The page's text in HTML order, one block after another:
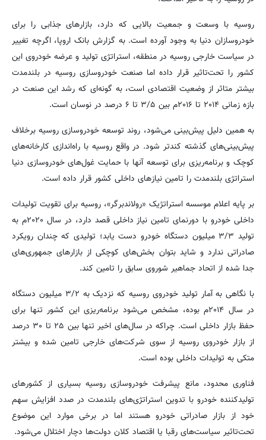
روسیه با وسعت و جمعیت بالایی که دارد، بازارهای جذابی را برای
خودروسازان دنیا به وجود آورده است. به گزارش بانک اروپا، اگرچه تغییر
در سیاست خارجی روسیه در منطقه، استراتژی تولید و عرضه خودروی این
کشور را تحت‌تاثیر قرار داده اما صنعت خودروسازی روسیه در بلندمدت
بیشتر متاثر از وضعیت اقتصادی است، به گونه‌ای که رشد این صنعت در
بازه زمانی ۲۰۱۴ تا ۲۰۱۶م بین ۳/۵ تا ۶ درصد در نوسان است.
به همین دلیل پیش‌بینی می‌شود، روند توسعه خودروسازی روسیه برخلاف
پیش‌بینی‌های گذشته کندتر شود. در واقع روسیه با راه‌اندازی کارخانه‌های
کوچک و برنامه‌ریزی برای توسعه آنها با حمایت غول‌های خودروسازی دنیا
استراتژی بلندمدت را تامین نیازهای داخلی کشور قرار داده است.
بر پایه اعلام موسسه استراتژیک «رولاندبرگر»، روسیه برای تقویت تولیدات
داخلی خودرو با دورنمای تامین نیاز داخلی قصد دارد، در سال ۲۰۲۰م به
تولید ۳/۳ میلیون دستگاه خودرو دست یابد؛ تولیدی که چندان رویکرد
صادراتی ندارد و شاید بتوان بخش‌های کوچکی از بازارهای جمهوری‌های
جدا شده از اتحاد جماهیر شوروی سابق را تامین کند.
با نگاهی به آمار تولید خودروی روسیه که نزدیک به ۳/۲ میلیون دستگاه
در سال ۲۰۱۴م بوده، مشخص می‌شود برنامه‌ریزی این کشور تنها برای
حفظ بازار داخلی است. چراکه در سال‌های اخیر تنها بین ۲۵ تا ۳۰ درصد
از بازار خودروی روسیه از سوی شرکت‌های خارجی تامین شده و بیشتر
متکی به تولیدات داخلی بوده است.
فناوری محدود، مانع پیشرفت خودروسازی روسیه بسیاری از کشورهای
تولیدکننده خودرو با تدوین استراتژی‌های بلندمدت در صدد افزایش سهم
خود از بازار صادراتی خودرو هستند اما در برخی موارد این موضوع
تحت‌تاثیر سیاست‌های رقبا یا اقتصاد کلان دولت‌ها دچار اختلال می‌شود.